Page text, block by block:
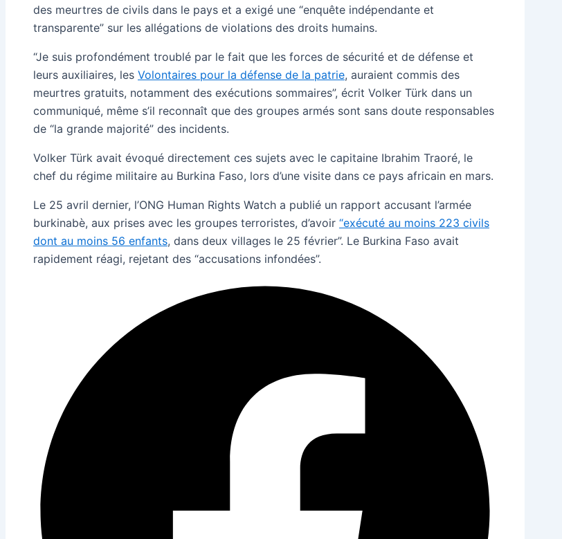
des meurtres de civils dans le pays et a exigé une “enquête indépendante et
transparente” sur les allégations de violations des droits humains.
“Je suis profondément troublé par le fait que les forces de sécurité et de défense et
leurs auxiliaires, les Volontaires pour la défense de la patrie, auraient commis des
meurtres gratuits, notamment des exécutions sommaires”, écrit Volker Türk dans un
communiqué, même s’il reconnaît que des groupes armés sont sans doute responsables
de “la grande majorité” des incidents.
Volker Türk avait évoqué directement ces sujets avec le capitaine Ibrahim Traoré, le
chef du régime militaire au Burkina Faso, lors d’une visite dans ce pays africain en mars.
Le 25 avril dernier, l’ONG Human Rights Watch a publié un rapport accusant l’armée
burkinabè, aux prises avec les groupes terroristes, d’avoir “exécuté au moins 223 civils
dont au moins 56 enfants, dans deux villages le 25 février”. Le Burkina Faso avait
rapidement réagi, rejetant des “accusations infondées”.